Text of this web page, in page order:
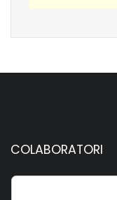
COLABORATORI